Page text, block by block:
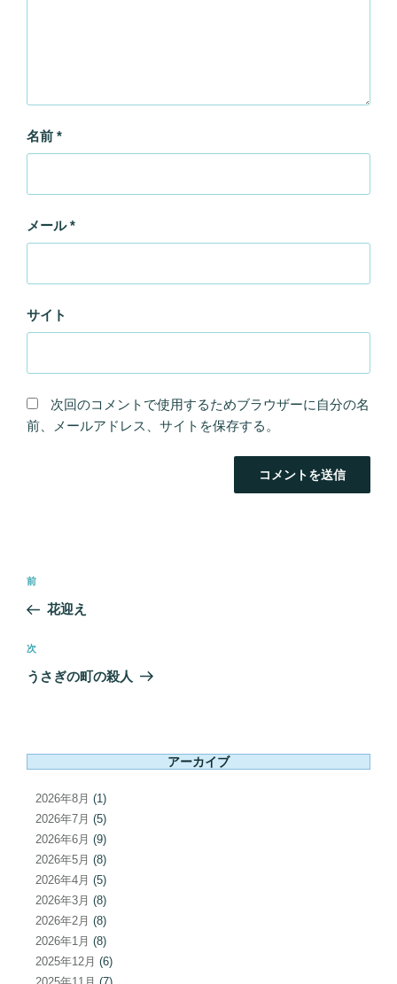
名前 *
メール*
サイト
次回のコメントで使用するためブラウザーに自分の名
前、メールアドレス、サイトを保存する。
ナ
ビ
ー
ン
前
の
稿
前
花迎え
次
の
次
うさぎの町の殺人
アーカイブ
2026年8月 (1)
2026年7月 (5)
2026年6月 (9)
2026年5月 (8)
2026年4月 (5)
2026年3月 (8)
2026年2月 (8)
2026年1月 (8)
2025年12月 (6)